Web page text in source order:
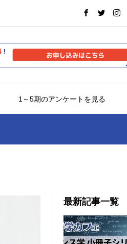
1～5期のアンケートを見る
最新記事一覧